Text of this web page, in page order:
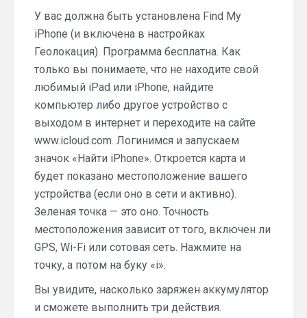
У вас должна быть установлена Find My
iPhone (и включена в настройках
Геолокация). Программа бесплатна. Как
только вы понимаете, что не находите свой
любимый iPad или iPhone, найдите
компьютер либо другое устройство с
выходом в интернет и переходите на сайте
www.icloud.com. Логинимся и запускаем
значок «Найти iPhone». Откроется карта и
будет показано местоположение вашего
устройства (если оно в сети и активно).
Зеленая точка — это оно. Точность
местоположения зависит от того, включен ли
GPS, Wi-Fi или сотовая сеть. Нажмите на
точку, а потом на буку «i».
Вы увидите, насколько заряжен аккумулятор
и сможете выполнить три действия.